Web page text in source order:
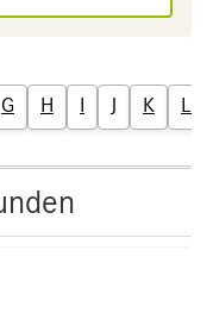
G H I J K L